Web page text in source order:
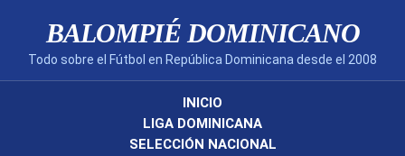
BALOMPIÉ DOMINICANO
Todo sobre el Fútbol en República Dominicana desde el 2008
INICIO
LIGA DOMINICANA
SELECCIÓN NACIONAL